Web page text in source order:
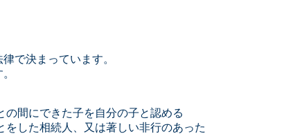
で決まっています。
間にできた子を自分の子と認める
した相続人、又は著しい非行のあった